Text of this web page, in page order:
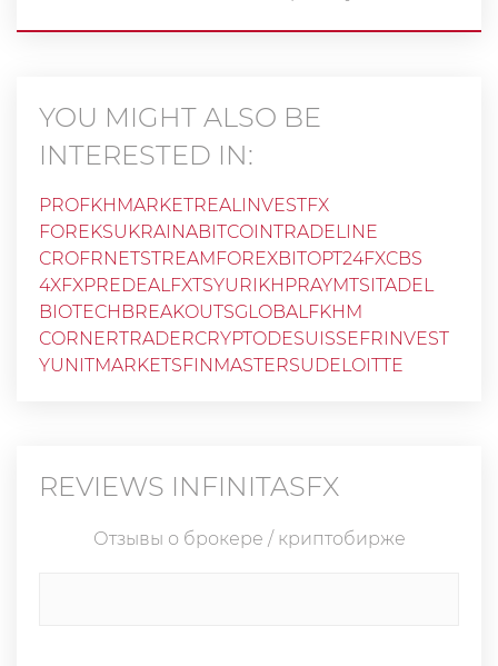
YOU MIGHT ALSO BE
INTERESTED IN:
PROFKHMARKETREALINVESTFX
FOREKSUKRAINABITCOINTRADELINE
CROFRNETSTREAMFOREXBITOPT24FXCBS
4XFXPREDEALFXTSYURIKHPRAYMTSITADEL
BIOTECHBREAKOUTSGLOBALFKHM
CORNERTRADERCRYPTODESUISSEFRINVEST
YUNITMARKETSFINMASTERSU DELOITTE
REVIEWS INFINITASFX
Отзывы о брокере / криптобирже